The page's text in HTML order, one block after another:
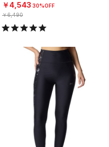
￥4,543 30%OFF
￥6,490